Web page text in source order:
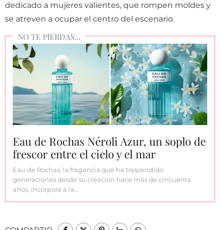
dedicado a mujeres valientes, que rompen moldes y
se atreven a ocupar el centro del escenario.
Eau de Rochas Néroli Azur, un soplo de
frescor entre el cielo y el mar
Eau de Rochas, la fragancia que ha trascendido
generaciones desde su creación hace más de cincuenta
años, incorpora a la…